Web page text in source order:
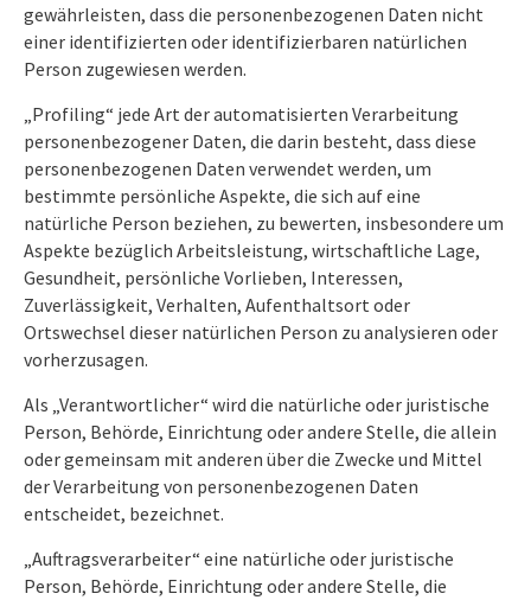
gewährleisten, dass die personenbezogenen Daten nicht
einer identifizierten oder identifizierbaren natürlichen
Person zugewiesen werden.
„Profiling“ jede Art der automatisierten Verarbeitung
personenbezogener Daten, die darin besteht, dass diese
personenbezogenen Daten verwendet werden, um
bestimmte persönliche Aspekte, die sich auf eine
natürliche Person beziehen, zu bewerten, insbesondere um
Aspekte bezüglich Arbeitsleistung, wirtschaftliche Lage,
Gesundheit, persönliche Vorlieben, Interessen,
Zuverlässigkeit, Verhalten, Aufenthaltsort oder
Ortswechsel dieser natürlichen Person zu analysieren oder
vorherzusagen.
Als „Verantwortlicher“ wird die natürliche oder juristische
Person, Behörde, Einrichtung oder andere Stelle, die allein
oder gemeinsam mit anderen über die Zwecke und Mittel
der Verarbeitung von personenbezogenen Daten
entscheidet, bezeichnet.
„Auftragsverarbeiter“ eine natürliche oder juristische
Person, Behörde, Einrichtung oder andere Stelle, die